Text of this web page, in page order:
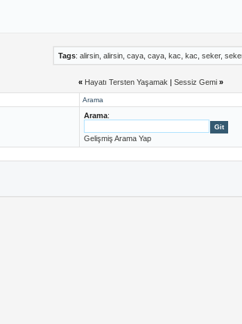
Tags: alirsin, alirsin, caya, caya, kac kac seker,
« Hayatı Tersten Yaşamak |Sessiz Gemi »
Arama
Arama:
Gelişmiş Arama Yap